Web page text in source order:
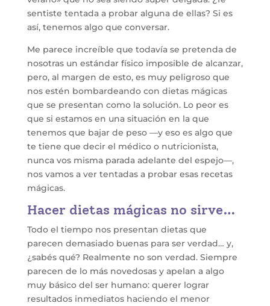
sentiste tentada a probar alguna de ellas? Si es
así, tenemos algo que conversar.
Me parece increíble que todavía se pretenda de
nosotras un estándar físico imposible de alcanzar,
pero, al margen de esto, es muy peligroso que
nos estén bombardeando con dietas mágicas
que se presentan como la solución. Lo peor es
que si estamos en una situación en la que
tenemos que bajar de peso —y eso es algo que
te tiene que decir el médico o nutricionista,
nunca vos misma parada adelante del espejo—,
nos vamos a ver tentadas a probar esas recetas
mágicas.
Hacer dietas mágicas no sirve…
Todo el tiempo nos presentan dietas que
parecen demasiado buenas para ser verdad… y,
¿sabés qué? Realmente no son verdad. Siempre
parecen de lo más novedosas y apelan a algo
muy básico del ser humano: querer lograr
resultados inmediatos haciendo el menor